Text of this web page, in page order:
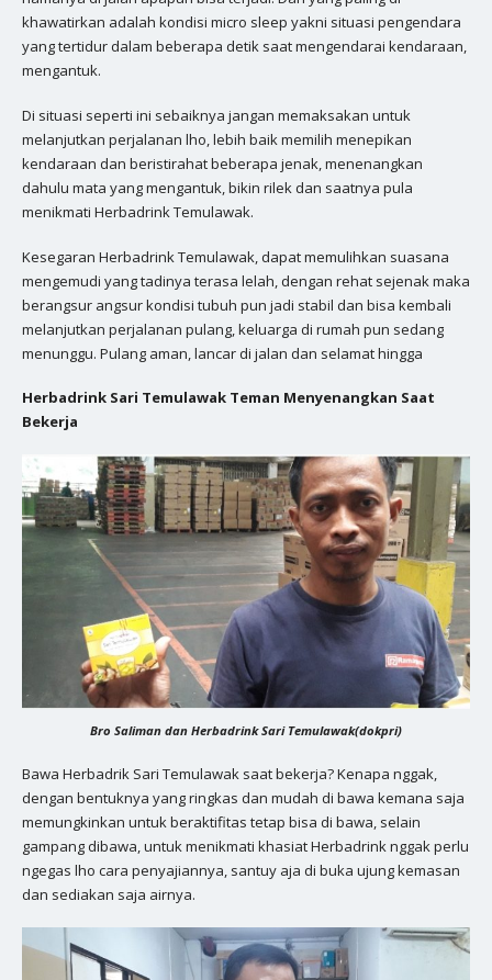
khawatirkan adalah kondisi micro sleep yakni situasi pengendara
yang tertidur dalam beberapa detik saat mengendarai kendaraan,
mengantuk.
Di situasi seperti ini sebaiknya jangan memaksakan untuk
melanjutkan perjalanan lho, lebih baik memilih menepikan
kendaraan dan beristirahat beberapa jenak, menenangkan
dahulu mata yang mengantuk, bikin rilek dan saatnya pula
menikmati Herbadrink Temulawak.
Kesegaran Herbadrink Temulawak, dapat memulihkan suasana
mengemudi yang tadinya terasa lelah, dengan rehat sejenak maka
berangsur angsur kondisi tubuh pun jadi stabil dan bisa kembali
melanjutkan perjalanan pulang, keluarga di rumah pun sedang
menunggu. Pulang aman, lancar di jalan dan selamat hingga
Herbadrink Sari Temulawak Teman Menyenangkan Saat
Bekerja
Bro Saliman dan Herbadrink Sari Temulawak(dokpri)
Bawa Herbadrik Sari Temulawak saat bekerja? Kenapa nggak,
dengan bentuknya yang ringkas dan mudah di bawa kemana saja
memungkinkan untuk beraktifitas tetap bisa di bawa, selain
gampang dibawa, untuk menikmati khasiat Herbadrink nggak perlu
ngegas lho cara penyajiannya, santuy aja di buka ujung kemasan
dan sediakan saja airnya.